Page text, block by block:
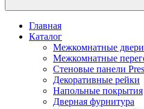
Главная
Каталог
Межкомнатные двери
Межкомнатные
Стеновые панели
Декоративные рейки
Напольные покрытия
Дверная фурнитура